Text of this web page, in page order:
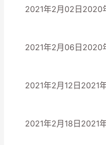
2021年2月02日2020
2021年2月06日2020
2021年2月12日2021年
2021年2月18日2021年